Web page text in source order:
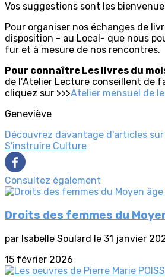
Vos suggestions sont les
Pour organiser nos échanges de
disposition - au Local- que nous
fur et à mesure de nos rencontres.
Pour connaître Les livres du
de l’Atelier Lecture conseillent de
cliquez sur >>>Atelier mensuel de
Geneviève
Découvrez davantage d'articles
S'instruire Culture
Consultez également
Droits des femmes du
par Isabelle Soulard le 31 janvier
15 février 2026